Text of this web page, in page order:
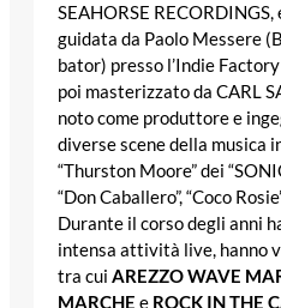
SEAHORSE
guidata da Paolo Messere
bator) presso l’Indie
poi masterizzato da CARL
noto come produttore e
diverse scene della musica
“Thurston Moore” dei
“Don Caballero”, “Coco
Durante il corso degli anni
intensa attività live, hanno
tra cui AREZZO WAVE
MARCHE e ROCK IN THE